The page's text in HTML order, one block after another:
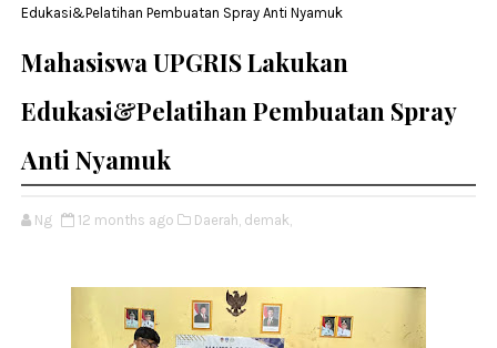
Edukasi&Pelatihan Pembuatan Spray Anti Nyamuk
Mahasiswa UPGRIS Lakukan
Edukasi&Pelatihan Pembuatan Spray
Anti Nyamuk
Ng 12 months ago Daerah, demak,